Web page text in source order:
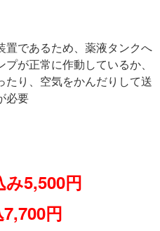
であるため、薬液タンクへ
が正常に作動しているか、
たり、空気をかんだりして送
必要
み5,500円
円